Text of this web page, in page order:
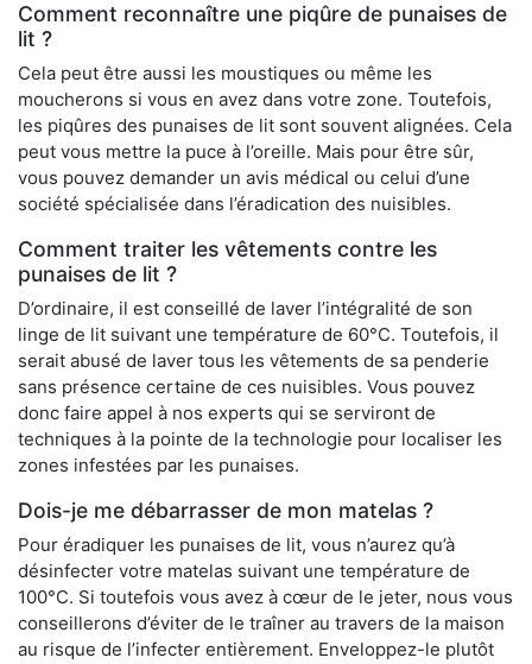
Comment reconnaître une piqûre de punaises de
lit ?
Cela peut être aussi les moustiques ou même les
moucherons si vous en avez dans votre zone. Toutefois,
les piqûres des punaises de lit sont souvent alignées. Cela
peut vous mettre la puce à l’oreille. Mais pour être sûr,
vous pouvez demander un avis médical ou celui d’une
société spécialisée dans l’éradication des nuisibles.
Comment traiter les vêtements contre les
punaises de lit ?
D’ordinaire, il est conseillé de laver l’intégralité de son
linge de lit suivant une température de 60°C. Toutefois, il
serait abusé de laver tous les vêtements de sa penderie
sans présence certaine de ces nuisibles. Vous pouvez
donc faire appel à nos experts qui se serviront de
techniques à la pointe de la technologie pour localiser les
zones infestées par les punaises.
Dois-je me débarrasser de mon matelas ?
Pour éradiquer les punaises de lit, vous n’aurez qu’à
désinfecter votre matelas suivant une température de
100°C. Si toutefois vous avez à cœur de le jeter, nous vous
conseillerons d’éviter de le traîner au travers de la maison
au risque de l’infecter entièrement. Enveloppez-le plutôt